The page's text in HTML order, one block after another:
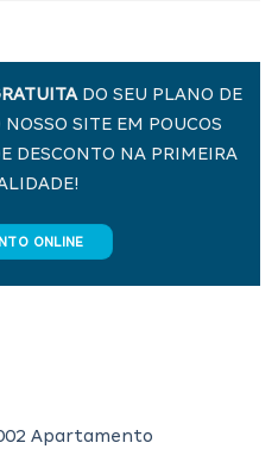
DO SEU PLANO DE
SITE EM POUCOS
DESCONTO NA PRIMEIRA
ONLINE
Apartamento